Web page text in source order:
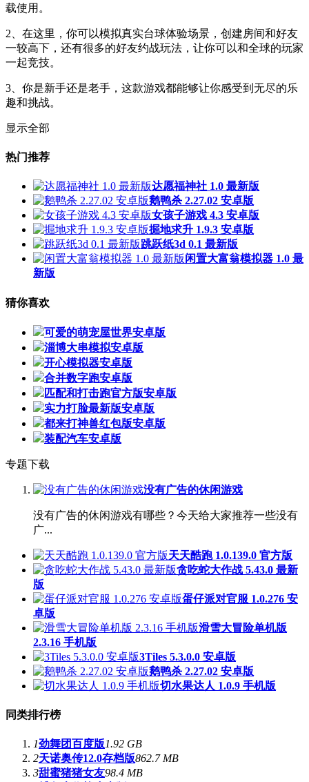
载使用。
2、在这里，你可以模拟真实台球体验场景，创建房间和好友
一较高下，还有很多的好友约战玩法，让你可以和全球的玩家
一起竞技。
3、你是新手还是老手，这款游戏都能够让你感受到无尽的乐
趣和挑战。
显示全部
热门推荐
达愿福神社 1.0 最新版
鹅鸭杀 2.27.02 安卓版
女孩子游戏 4.3 安卓版
掘地求升 1.9.3 安卓版
跳跃纸3d 0.1 最新版
闲置大富翁模拟器 1.0 最
新版
猜你喜欢
可爱的萌宠屋世界安卓版
淄博大串模拟安卓版
开心模拟器安卓版
合并数字跑安卓版
匹配和打击跑官方版安卓版
实力打脸最新版安卓版
都来打神兽红包版安卓版
装配汽车安卓版
专题下载
没有广告的休闲游戏
没有广告的休闲游戏有哪些？今天给大家推荐一些没有
广...
天天酷跑 1.0.139.0 官方版
贪吃蛇大作战 5.43.0 最新
版
蛋仔派对官服 1.0.276 安
卓版
滑雪大冒险单机版
2.3.16 手机版
3Tiles 5.3.0.0 安卓版
鹅鸭杀 2.27.02 安卓版
切水果达人 1.0.9 手机版
同类排行榜
1劲舞团百度版1.92 GB
2天诺奥传12.0存档版862.7 MB
3甜蜜猪猪女友98.4 MB